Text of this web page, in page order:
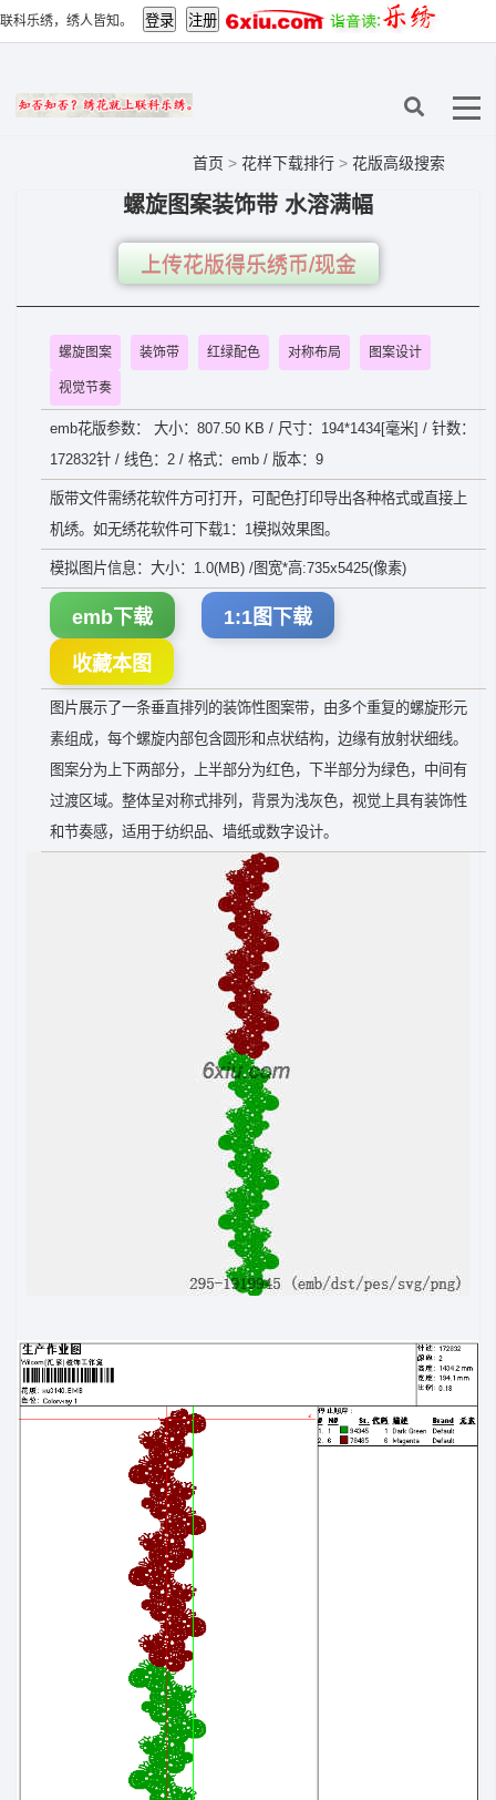
联科乐绣，绣人皆知。
首页 > 花样下载排行 > 花版高级搜索
螺旋图案装饰带 水溶满幅
上传花版得乐绣币/现金
螺旋图案 装饰带 红绿配色 对称布局 图案设计
视觉节奏
emb花版参数： 大小：807.50 KB / 尺寸：194*1434[毫米] / 针数：
172832针 / 线色：2 / 格式：emb / 版本：9
版带文件需绣花软件方可打开，可配色打印导出各种格式或直接上
机绣。如无绣花软件可下载1：1模拟效果图。
模拟图片信息：大小：1.0(MB) /图宽*高:735x5425(像素)
emb下载 1:1图下载
收藏本图
图片展示了一条垂直排列的装饰性图案带，由多个重复的螺旋形元
素组成，每个螺旋内部包含圆形和点状结构，边缘有放射状细线。
图案分为上下两部分，上半部分为红色，下半部分为绿色，中间有
过渡区域。整体呈对称式排列，背景为浅灰色，视觉上具有装饰性
和节奏感，适用于纺织品、墙纸或数字设计。